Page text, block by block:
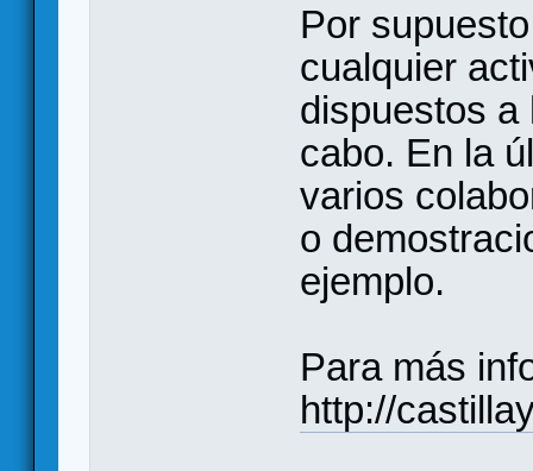
Por
cualquier
dispuestos a
cabo. En la
varios
o
ejemplo.
Para más
http://